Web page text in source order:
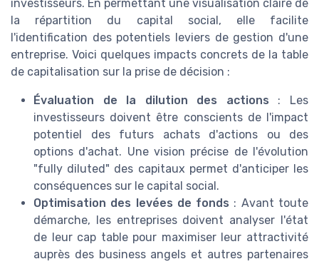
investisseurs. En permettant une visualisation claire de
la répartition du capital social, elle facilite
l'identification des potentiels leviers de gestion d'une
entreprise. Voici quelques impacts concrets de la table
de capitalisation sur la prise de décision :
Évaluation de la dilution des actions : Les
investisseurs doivent être conscients de l'impact
potentiel des futurs achats d'actions ou des
options d'achat. Une vision précise de l'évolution
"fully diluted" des capitaux permet d'anticiper les
conséquences sur le capital social.
Optimisation des levées de fonds : Avant toute
démarche, les entreprises doivent analyser l'état
de leur cap table pour maximiser leur attractivité
auprès des business angels et autres partenaires